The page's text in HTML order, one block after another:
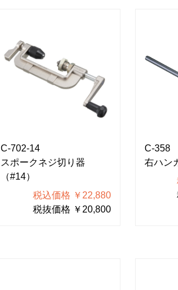
C-702-14
スポークネジ切り器
（#14）
税込価格 ￥22,880
税抜価格 ￥20,800
C-358
右ハン